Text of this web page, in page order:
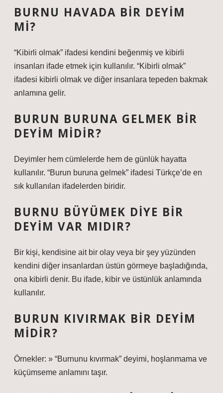
BURNU HAVADA BIR DEYIM
MI?
“Kibirli olmak” ifadesi kendini beğenmiş ve kibirli
insanları ifade etmek için kullanılır. “Kibirli olmak”
ifadesi kibirli olmak ve diğer insanlara tepeden bakmak
anlamına gelir.
BURUN BURUNA GELMEK BIR
DEYIM MIDIR?
Deyimler hem cümlelerde hem de günlük hayatta
kullanılır. “Burun buruna gelmek” ifadesi Türkçe’de en
sık kullanılan ifadelerden biridir.
BURNU BÜYÜMEK DIYE BIR
DEYIM VAR MIDIR?
Bir kişi, kendisine ait bir olay veya bir şey yüzünden
kendini diğer insanlardan üstün görmeye başladığında,
ona kibirli denir. Bu ifade, kibir ve üstünlük anlamında
kullanılır.
BURUN KIVIRMAK BIR DEYIM
MIDIR?
Örnekler: » “Burnunu kıvırmak” deyimi, hoşlanmama ve
küçümseme anlamını taşır.